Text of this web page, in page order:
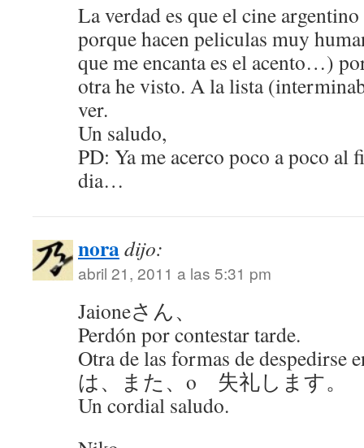
La verdad es que el cine
porque hacen peliculas muy
que me encanta es el acento…)
otra he visto. A la lista
ver.
Un saludo,
PD: Ya me acerco poco a poco al
dia…
noradijo:
abril 21, 2011 a las 5:31 pm
Jaioneさん、
Perdón por contestar tarde.
Otra de las formas de despedirse
は、また、o 失礼します。
Un cordial saludo.